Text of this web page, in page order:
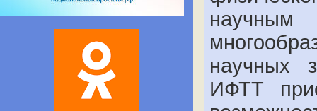
научным
научных
ИФТТ